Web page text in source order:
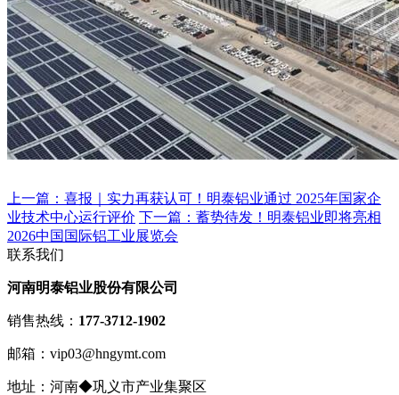
上一篇：喜报｜实力再获认可！明泰铝业通过 2025年国家企
业技术中心运行评价 下一篇：蓄势待发！明泰铝业即将亮相
2026中国国际铝工业展览会
联系我们
河南明泰铝业股份有限公司
销售热线： 177-3712-1902
邮箱：vip03@hngymt.com
地址：河南◆巩义市产业集聚区